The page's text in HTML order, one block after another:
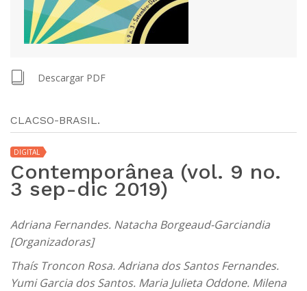
Descargar PDF
CLACSO-BRASIL.
DIGITAL
Contemporânea (vol. 9 no.
3 sep-dic 2019)
Adriana Fernandes. Natacha Borgeaud-Garciandia
[Organizadoras]
Thaís Troncon Rosa. Adriana dos Santos Fernandes.
Yumi Garcia dos Santos. Maria Julieta Oddone. Milena